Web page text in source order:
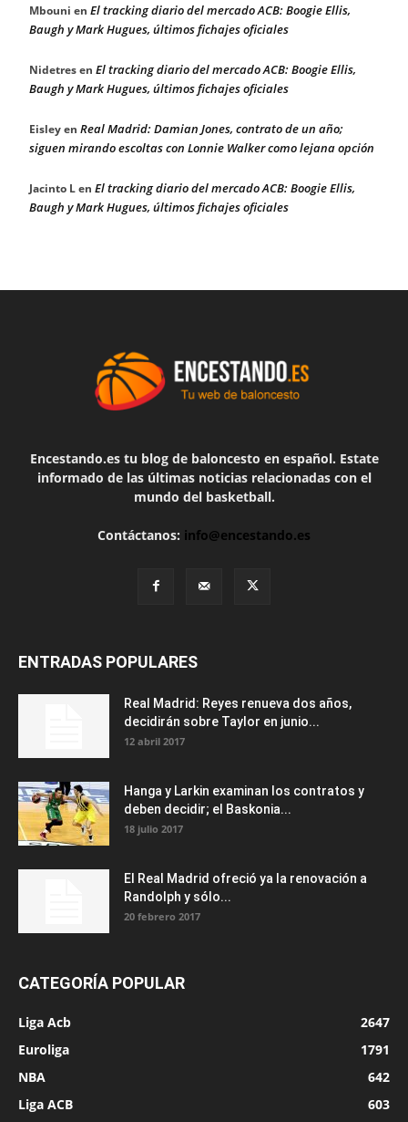
Mbouni en El tracking diario del mercado ACB: Boogie Ellis,
Baugh y Mark Hugues, últimos fichajes oficiales
Nidetresen El tracking diario del mercado ACB: Boogie Ellis,
Baugh y Mark Hugues, últimos fichajes oficiales
Eisleyen Real Madrid: Damian Jones, contrato de un año;
siguen mirando escoltas con Lonnie Walker como lejana opción
Jacinto Len El tracking diario del mercado ACB: Boogie Ellis,
Baugh y Mark Hugues, últimos fichajes oficiales
Encestando.es tu blog de baloncesto en español. Estate
informado de las últimas noticias relacionadas con el
mundo del basketball.
Contáctanos: info@encestando.es
ENTRADAS POPULARES
Real Madrid: Reyes renueva dos años,
decidirán sobre Taylor en junio...
12 abril 2017
Hanga y Larkin examinan los contratos y
deben decidir; el Baskonia...
18 julio 2017
El Real Madrid ofreció ya la renovación a
Randolph y sólo...
20 febrero 2017
CATEGORÍA POPULAR
Liga Acb
2647
Euroliga
1791
NBA
642
Liga ACB
603